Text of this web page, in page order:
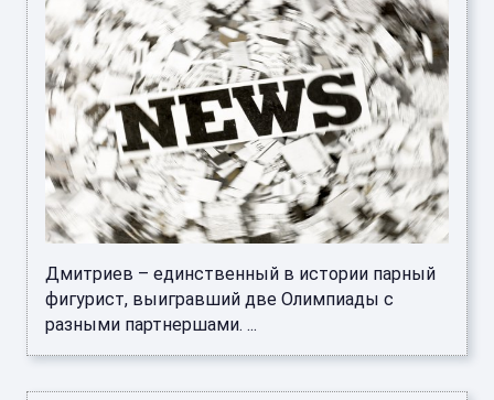
Дмитриев – единственный в истории парный
фигурист, выигравший две Олимпиады с
разными партнершами. ...